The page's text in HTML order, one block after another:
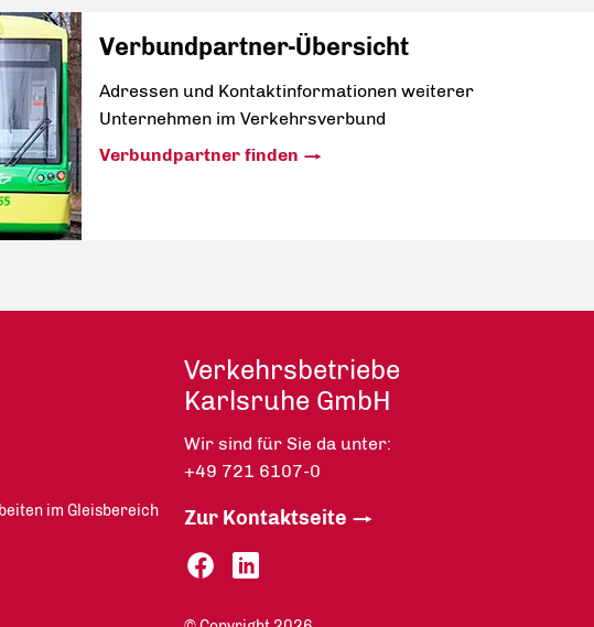
Verbundpartner-Übersicht
Adressen und Kontaktinformationen weiterer
Unternehmen im Verkehrsverbund
Verbundpartner finden
im Gleisbereich
Verkehrsbetriebe
Karlsruhe GmbH
Wir sind für Sie da unter:
+49 721 6107-0
Zur Kontaktseite